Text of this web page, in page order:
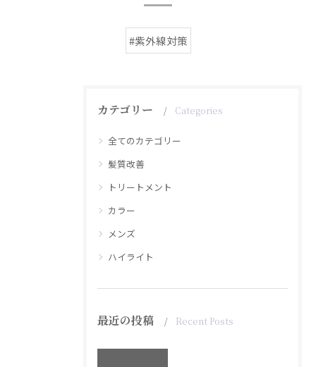
#紫外線対策
カテゴリー Categories
全てのカテゴリー
髪質改善
トリートメント
カラー
メンズ
ハイライト
最近の投稿 Recent Posts